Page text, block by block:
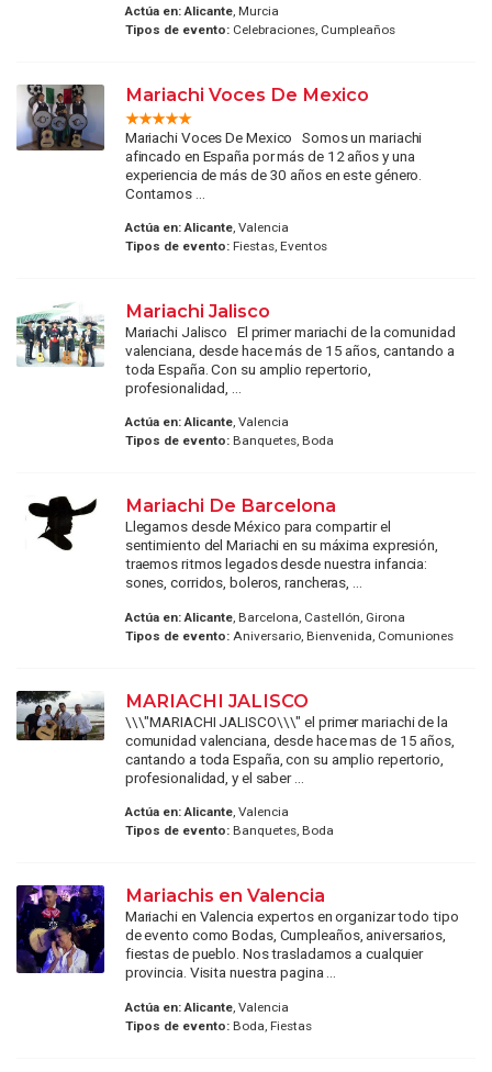
Actúa en: Alicante, Murcia
Tipos de evento:Celebraciones, Cumpleaños
Mariachi Voces De Mexico
Mariachi Voces De Mexico Somos un mariachi
afincado en España por más de 12 años y una
experiencia de más de 30 años en este género.
Contamos ...
Actúa en: Alicante, Valencia
Tipos de evento:Fiestas, Eventos
Mariachi Jalisco
Mariachi Jalisco El primer mariachi de la comunidad
valenciana, desde hace más de 15 años, cantando a
toda España. Con su amplio repertorio,
profesionalidad, ...
Actúa en: Alicante, Valencia
Tipos de evento:Banquetes, Boda
Mariachi De Barcelona
Llegamos desde México para compartir el
sentimiento del Mariachi en su máxima expresión,
traemos ritmos legados desde nuestra infancia:
sones, corridos, boleros, rancheras, ...
Actúa en: Alicante, Barcelona, Castellón, Girona
Tipos de evento:Aniversario, Bienvenida, Comuniones
MARIACHI JALISCO
\\\"MARIACHI JALISCO\\\" el primer mariachi de la
comunidad valenciana, desde hace mas de 15 años,
cantando a toda España, con su amplio repertorio,
profesionalidad, y el saber ...
Actúa en: Alicante, Valencia
Tipos de evento:Banquetes, Boda
Mariachis en Valencia
Mariachi en Valencia expertos en organizar todo tipo
de evento como Bodas, Cumpleaños, aniversarios,
fiestas de pueblo. Nos trasladamos a cualquier
provincia. Visita nuestra pagina ...
Actúa en: Alicante, Valencia
Tipos de evento:Boda, Fiestas